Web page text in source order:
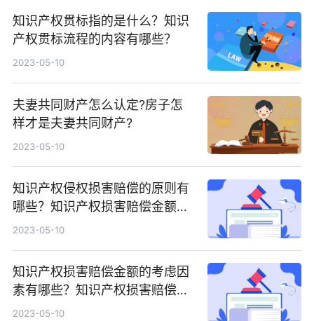
知识产权贯标指的是什么？知识
产权贯标流程的内容有哪些？
2023-05-10
夫妻共同财产怎么认定?房子怎
样才是夫妻共同财产?
2023-05-10
知识产权侵权损害赔偿的原则有
哪些？知识产权损害赔偿金额如
何计算？
2023-05-10
知识产权损害赔偿金额的考虑因
素有哪些？知识产权损害赔偿金
额判定标准有什么？
2023-05-10